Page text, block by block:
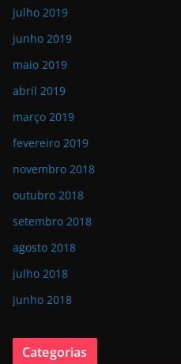
julho 2019
junho 2019
maio 2019
abril 2019
março 2019
fevereiro 2019
novembro 2018
outubro 2018
setembro 2018
agosto 2018
julho 2018
junho 2018
Categorias